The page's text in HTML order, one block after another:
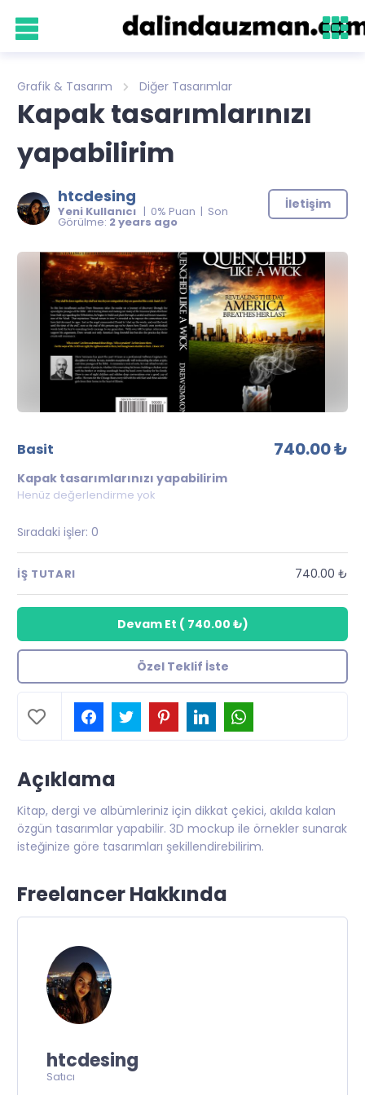
Grafik & Tasarım Diğer Tasarımlar
Kapak tasarımlarınızı
yapabilirim
htcdesing
Yeni Kullanıcı | 0% Puan | Son
Görülme: 2 years ago
İletişim
basit 740.00 ₺
Kapak tasarımlarınızı yapabilirim
Henüz değerlendirme yok
Sıradaki işler: 0
İŞ TUTARI 740.00 ₺
Devam Et ( 740.00 ₺)
Özel Teklif İste
Açıklama
Kitap, dergi ve albümleriniz için dikkat çekici, akılda kalan
özgün tasarımlar yapabilir. 3D mockup ile örnekler sunarak
isteğinize göre tasarımları şekillendirebilirim.
Freelancer Hakkında
htcdesing
Satıcı